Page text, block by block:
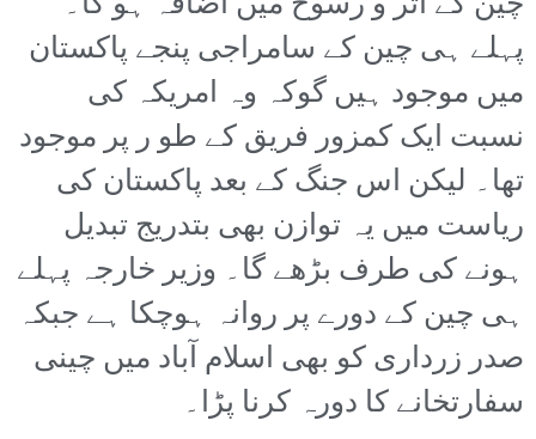
پہلے ہی چین کے سامراجی پنجے پاکستان
میں موجود ہیں گوکہ وہ امریکہ کی
نسبت ایک کمزور فریق کے طو ر پر موجود
تھا۔ لیکن اس جنگ کے بعد پاکستان کی
ریاست میں یہ توازن بھی بتدریج تبدیل
ہونے کی طرف بڑھے گا۔ وزیر خارجہ پہلے
ہی چین کے دورے پر روانہ ہوچکا ہے جبکہ
صدر زرداری کو بھی اسلام آباد میں چینی
سفارتخانے کا دورہ کرنا پڑا۔